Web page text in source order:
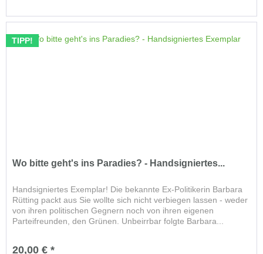
TIPP!
Wo bitte geht's ins Paradies? - Handsigniertes...
Handsigniertes Exemplar! Die bekannte Ex-Politikerin Barbara
Rütting packt aus Sie wollte sich nicht verbiegen lassen - weder
von ihren politischen Gegnern noch von ihren eigenen
Parteifreunden, den Grünen. Unbeirrbar folgte Barbara...
20,00 € *